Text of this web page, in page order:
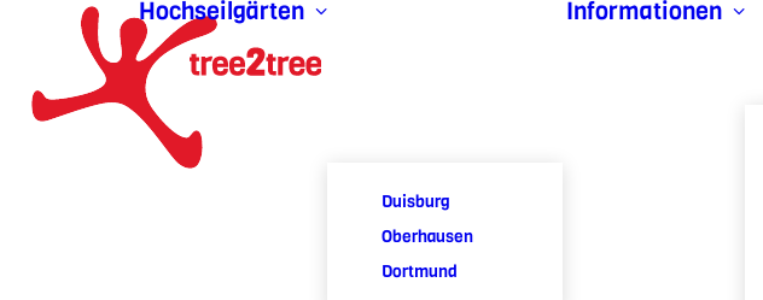
Hochseilgärten
Duisburg
Oberhausen
Dortmund
Informationen